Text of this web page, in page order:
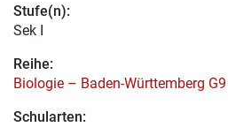
Stufe(n):
Sek I
Reihe:
Biologie – Baden-Württemberg
Schularten: